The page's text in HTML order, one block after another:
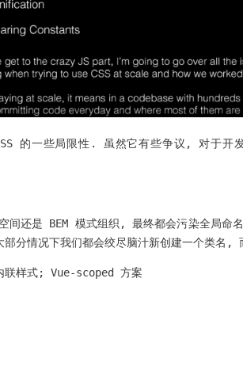
的一些局限性. 虽然它有些争议, 对于开
间还是 BEM 模式组织, 最终都会污染全局
分情况下我们都会绞尽脑汁新创建一个类名,
联样式; Vue-scoped 方案